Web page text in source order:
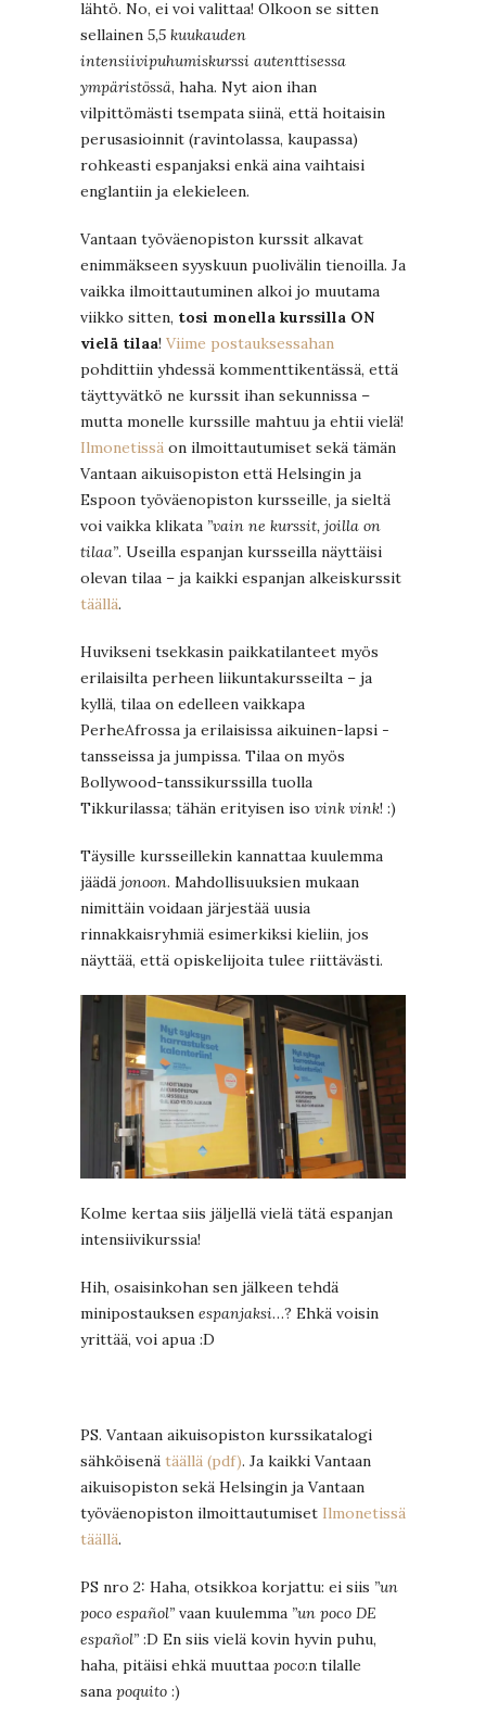
lähtö. No, ei voi valittaa! Olkoon se sitten
sellainen 5,5 kuukauden
intensiivipuhumiskurssi autenttisessa
ympäristössä, haha. Nyt aion ihan
vilpittömästi tsempata siinä, että hoitaisin
perusasioinnit (ravintolassa, kaupassa)
rohkeasti espanjaksi enkä aina vaihtaisi
englantiin ja elekieleen.
Vantaan työväenopiston kurssit alkavat
enimmäkseen syyskuun puolivälin tienoilla. Ja
vaikka ilmoittautuminen alkoi jo muutama
viikko sitten, tosi monella kurssilla ON
vielä tilaa! Viime postauksessahan
pohdittiin yhdessä kommenttikentässä, että
täyttyvätkö ne kurssit ihan sekunnissa –
mutta monelle kurssille mahtuu ja ehtii vielä!
Ilmonetissä on ilmoittautumiset sekä tämän
Vantaan aikuisopiston että Helsingin ja
Espoon työväenopiston kursseille, ja sieltä
voi vaikka klikata ”vain ne kurssit, joilla on
tilaa”. Useilla espanjan kursseilla näyttäisi
olevan tilaa – ja kaikki espanjan alkeiskurssit
täällä.
Huvikseni tsekkasin paikkatilanteet myös
erilaisilta perheen liikuntakursseilta – ja
kyllä, tilaa on edelleen vaikkapa
PerheAfrossa ja erilaisissa aikuinen-lapsi -
tansseissa ja jumpissa. Tilaa on myös
Bollywood-tanssikurssilla tuolla
Tikkurilassa; tähän erityisen iso vink vink! :)
Täysille kursseillekin kannattaa kuulemma
jäädä jonoon. Mahdollisuuksien mukaan
nimittäin voidaan järjestää uusia
rinnakkaisryhmiä esimerkiksi kieliin, jos
näyttää, että opiskelijoita tulee riittävästi.
Kolme kertaa siis jäljellä vielä tätä espanjan
intensiivikurssia!
Hih, osaisinkohan sen jälkeen tehdä
minipostauksen espanjaksi…? Ehkä voisin
yrittää, voi apua :D
PS. Vantaan aikuisopiston kurssikatalogi
sähköisenä täällä (pdf). Ja kaikki Vantaan
aikuisopiston sekä Helsingin ja Vantaan
työväenopiston ilmoittautumiset Ilmonetissä
täällä.
PS nro 2: Haha, otsikkoa korjattu: ei siis ”un
poco español” vaan kuulemma ”un poco DE
español” :D En siis vielä kovin hyvin puhu,
haha, pitäisi ehkä muuttaa poco:n tilalle
sana poquito :)